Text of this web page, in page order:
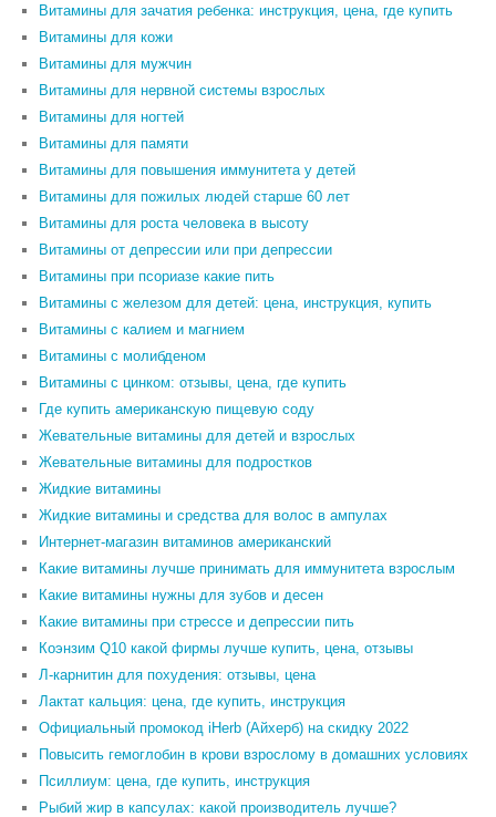
Витамины для зачатия ребенка: инструкция, цена, где купить
Витамины для кожи
Витамины для мужчин
Витамины для нервной системы взрослых
Витамины для ногтей
Витамины для памяти
Витамины для повышения иммунитета у детей
Витамины для пожилых людей старше 60 лет
Витамины для роста человека в высоту
Витамины от депрессии или при депрессии
Витамины при псориазе какие пить
Витамины с железом для детей: цена, инструкция, купить
Витамины с калием и магнием
Витамины с молибденом
Витамины с цинком: отзывы, цена, где купить
Где купить американскую пищевую соду
Жевательные витамины для детей и взрослых
Жевательные витамины для подростков
Жидкие витамины
Жидкие витамины и средства для волос в ампулах
Интернет-магазин витаминов американский
Какие витамины лучше принимать для иммунитета взрослым
Какие витамины нужны для зубов и десен
Какие витамины при стрессе и депрессии пить
Коэнзим Q10 какой фирмы лучше купить, цена, отзывы
Л-карнитин для похудения: отзывы, цена
Лактат кальция: цена, где купить, инструкция
Официальный промокод iHerb (Айхерб) на скидку 2022
Повысить гемоглобин в крови взрослому в домашних условиях
Псиллиум: цена, где купить, инструкция
Рыбий жир в капсулах: какой производитель лучше?